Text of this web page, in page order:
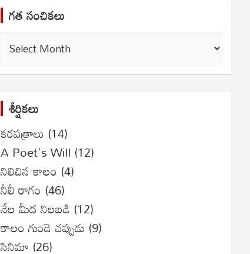
గత సంచికలు
గత
సంచికలు
శీర్షికలు
కరపత్రాలు (14)
A Poet's Will (12)
నిలిచిన కాలం (4)
నీలీ రాగం (46)
నేల మీద నిలబడి (12)
కాలం గుండె చప్పుడు (9)
సినిమా (26)